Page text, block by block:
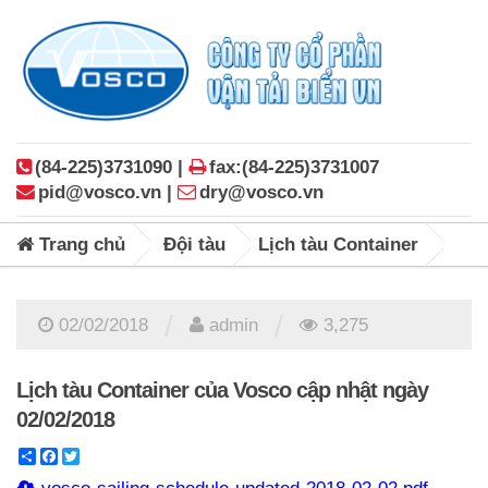
(84-225)3731090 |
fax:(84-225)3731007
pid@vosco.vn |
dry@vosco.vn
Trang chủ Đội tàu Lịch tàu Container
02/02/2018 admin 3,275
Lịch tàu Container của Vosco cập nhật ngày
02/02/2018
ShareFacebook